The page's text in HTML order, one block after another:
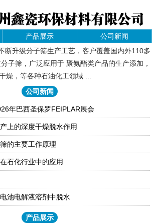
产品展示
公司新闻
升级分子筛生产工艺，客户覆盖国内外110多
子筛，广泛应用于 聚氨酯类产品的生产添加，
燥，等各种石油化工领域 ...
公司新闻
年巴西圣保罗FEIPLAR展会
上的深度干燥脱水作用
的主要工作原理
石化行业中的应用
池电解液溶剂中脱水
产品展示